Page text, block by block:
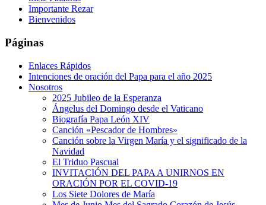
Importante Rezar
Bienvenidos
Páginas
Enlaces Rápidos
Intenciones de oración del Papa para el año 2025
Nosotros
2025 Jubileo de la Esperanza
Ángelus del Domingo desde el Vaticano
Biografía Papa León XIV
Canción «Pescador de Hombres»
Canción sobre la Virgen María y el significado de la
Navidad
El Triduo Pascual
INVITACIÓN DEL PAPA A UNIRNOS EN
ORACIÓN POR EL COVID-19
Los Siete Dolores de María